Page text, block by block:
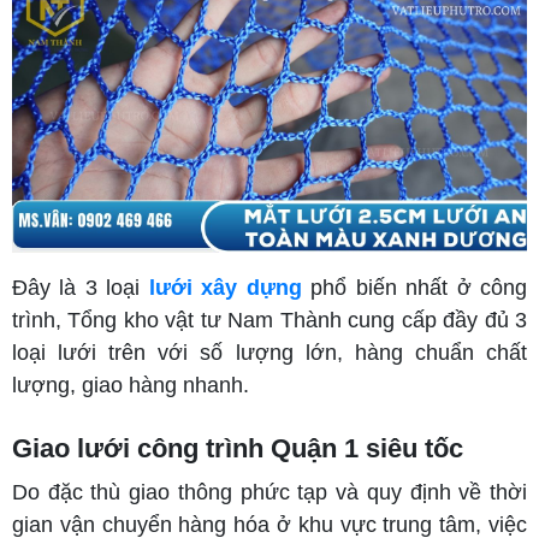
Đây là 3 loại lưới xây dựng phổ biến nhất ở công
trình, Tổng kho vật tư Nam Thành cung cấp đầy đủ 3
loại lưới trên với số lượng lớn, hàng chuẩn chất
lượng, giao hàng nhanh.
Giao lưới công trình Quận 1 siêu tốc
Do đặc thù giao thông phức tạp và quy định về thời
gian vận chuyển hàng hóa ở khu vực trung tâm, việc